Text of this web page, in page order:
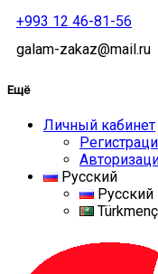
+993 12 46-81-56
galam-zakaz@mail.ru
Ещё
Личный кабинет
Русский
Русский